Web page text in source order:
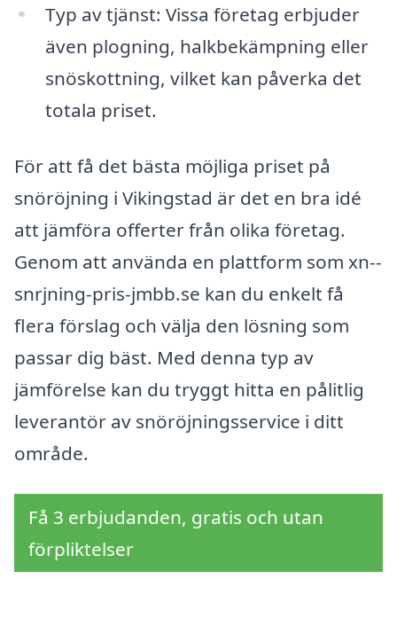
Typ av tjänst: Vissa företag erbjuder
även plogning, halkbekämpning eller
snöskottning, vilket kan påverka det
totala priset.
För att få det bästa möjliga priset på
snöröjning i Vikingstad är det en bra idé
att jämföra offerter från olika företag.
Genom att använda en plattform som xn--
snrjning-pris-jmbb.se kan du enkelt få
flera förslag och välja den lösning som
passar dig bäst. Med denna typ av
jämförelse kan du tryggt hitta en pålitlig
leverantör av snöröjningsservice i ditt
område.
Få 3 erbjudanden, gratis och utan
förpliktelser